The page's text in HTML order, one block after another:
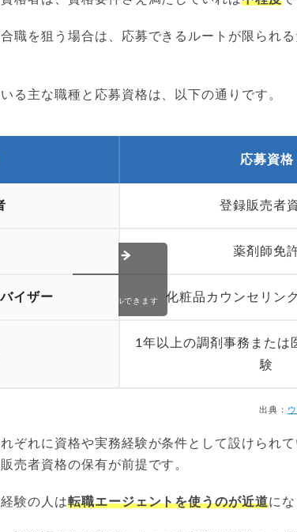
職を狙う場合は、応募できるルートが限られ
る主な職種と応募資格は、以下の通りです。
応募資格
登録販売者
薬剤師免
イザー 化粧品カウンセリン
1年以上の調剤事務または
験
スクロールできます
出典：
ぞれに資格や実務経験が条件として設けられ
売者資格の保有が前提です。
験の人は転職エージェントを使うのが近道に